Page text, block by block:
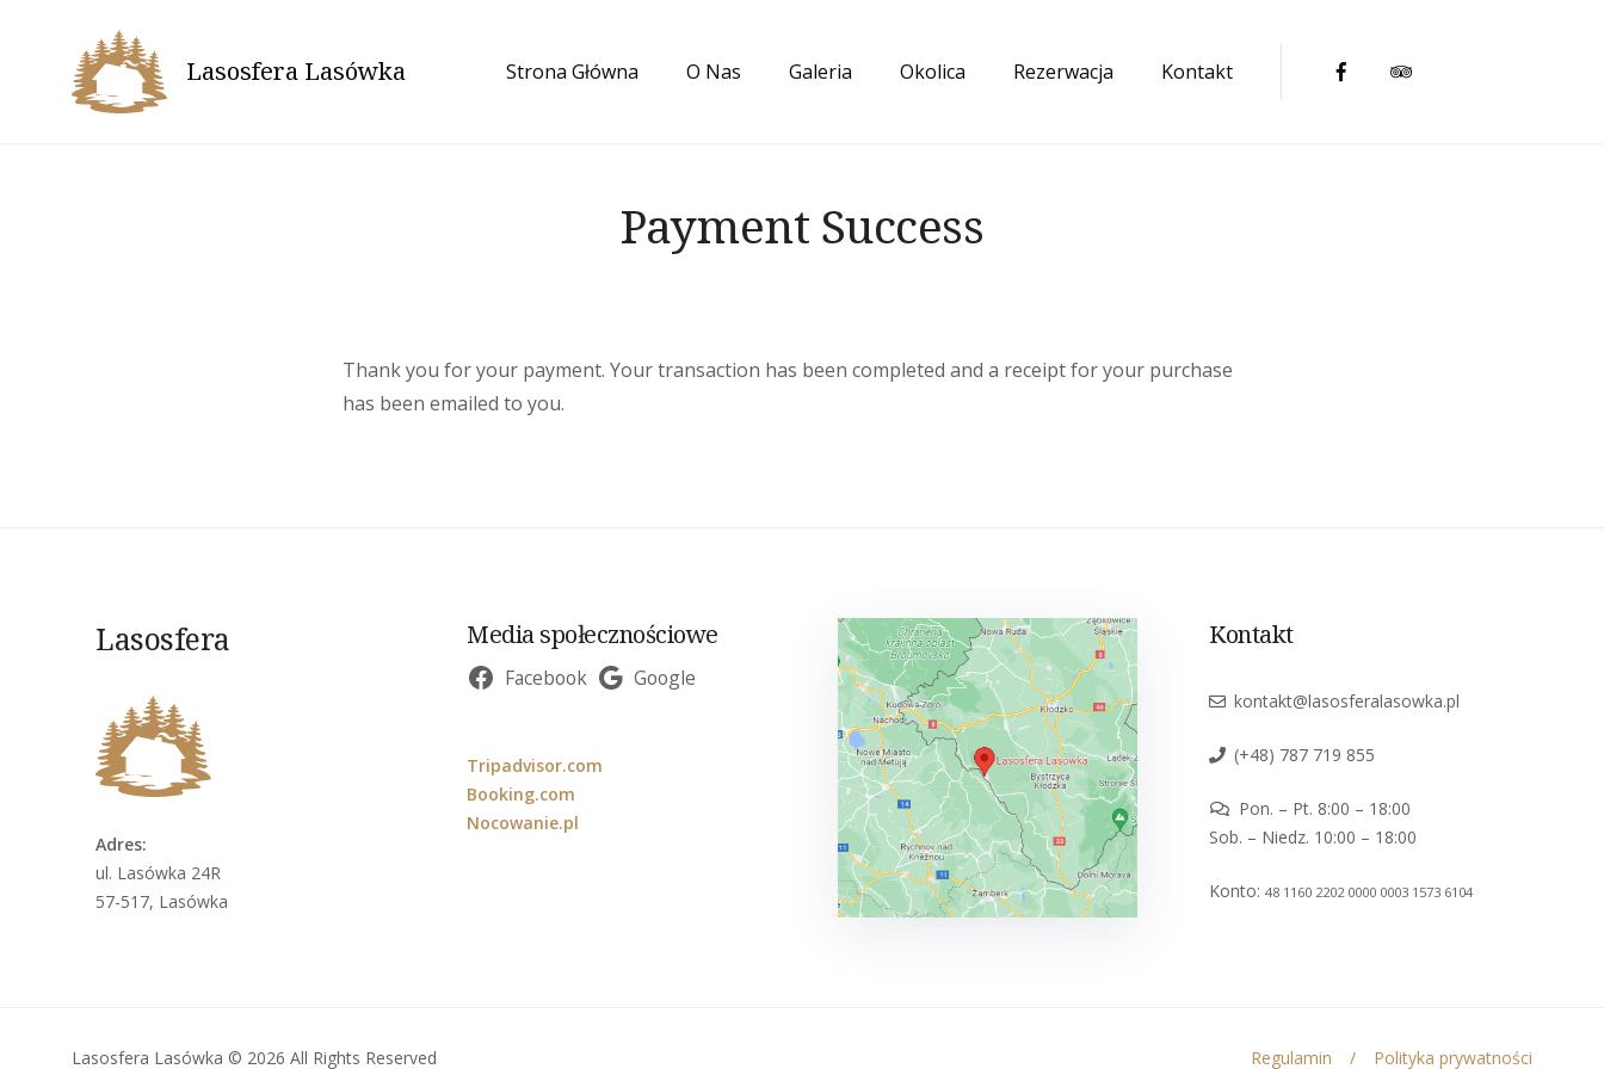
Lasosfera Lasówka Strona Główna O Nas Galeria Okolica Rezerwacja Kontakt Facebook
Payment Success
Thank you for your payment. Your transaction has been completed and a receipt for your purchase
has been emailed to you.
Lasosfera
Adres:
ul. Lasówka 24R
57-517, Lasówka
Media społecznościowe
Facebook Google
Tripadvisor.com
Booking.com
Nocowanie.pl
Kontakt
kontakt@lasosferalasowka.pl
(+48) 787 719 855
Pon. – Pt. 8:00 – 18:00
Sob. – Niedz. 10:00 – 18:00
Konto: 48 1160 2202 0000 0003 1573 6104
Lasosfera Lasówka © 2026 All Rights Reserved Regulamin Polityka prywatności